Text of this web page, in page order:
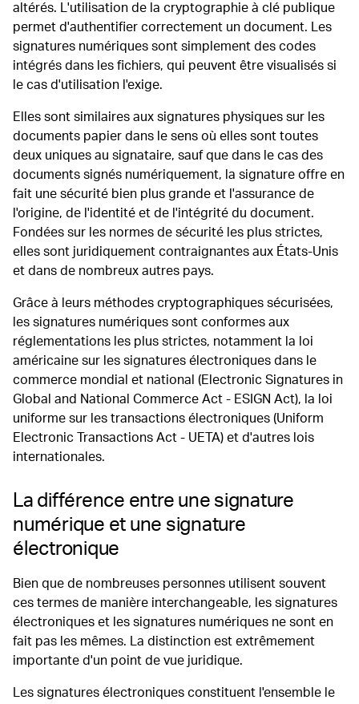
altérés. L'utilisation de la cryptographie à clé publique
permet d'authentifier correctement un document. Les
signatures numériques sont simplement des codes
intégrés dans les fichiers, qui peuvent être visualisés si
le cas d'utilisation l'exige.
Elles sont similaires aux signatures physiques sur les
documents papier dans le sens où elles sont toutes
deux uniques au signataire, sauf que dans le cas des
documents signés numériquement, la signature offre en
fait une sécurité bien plus grande et l'assurance de
l'origine, de l'identité et de l'intégrité du document.
Fondées sur les normes de sécurité les plus strictes,
elles sont juridiquement contraignantes aux États-Unis
et dans de nombreux autres pays.
Grâce à leurs méthodes cryptographiques sécurisées,
les signatures numériques sont conformes aux
réglementations les plus strictes, notamment la loi
américaine sur les signatures électroniques dans le
commerce mondial et national (Electronic Signatures in
Global and National Commerce Act - ESIGN Act), la loi
uniforme sur les transactions électroniques (Uniform
Electronic Transactions Act - UETA) et d'autres lois
internationales.
La différence entre une signature
numérique et une signature
électronique
Bien que de nombreuses personnes utilisent souvent
ces termes de manière interchangeable, les signatures
électroniques et les signatures numériques ne sont en
fait pas les mêmes. La distinction est extrêmement
importante d'un point de vue juridique.
Les signatures électroniques constituent l'ensemble le